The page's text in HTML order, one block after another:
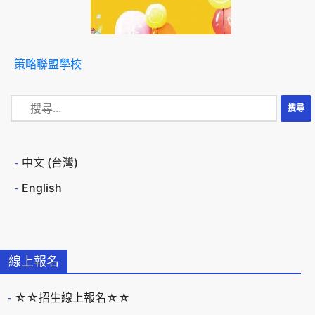
線上報名
☆☆招生線上報名☆☆
策略聯盟學校
中文 (台灣)
English